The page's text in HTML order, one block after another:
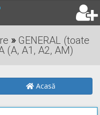
»GENERAL (toate
(A, A1, A2, AM)
Acasă